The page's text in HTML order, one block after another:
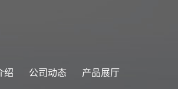
绍 公司动态 产品展厅